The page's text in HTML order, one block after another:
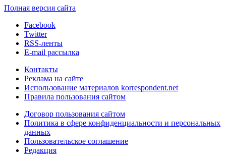
Полная версия сайта
Facebook
Twitter
RSS-ленты
E-mail рассылка
Контакты
Реклама на сайте
Использование материалов korrespondent.net
Правила пользования сайтом
Договор пользования сайтом
Политика в сфере конфиденциальности и персональных
данных
Пользовательское соглашение
Редакция